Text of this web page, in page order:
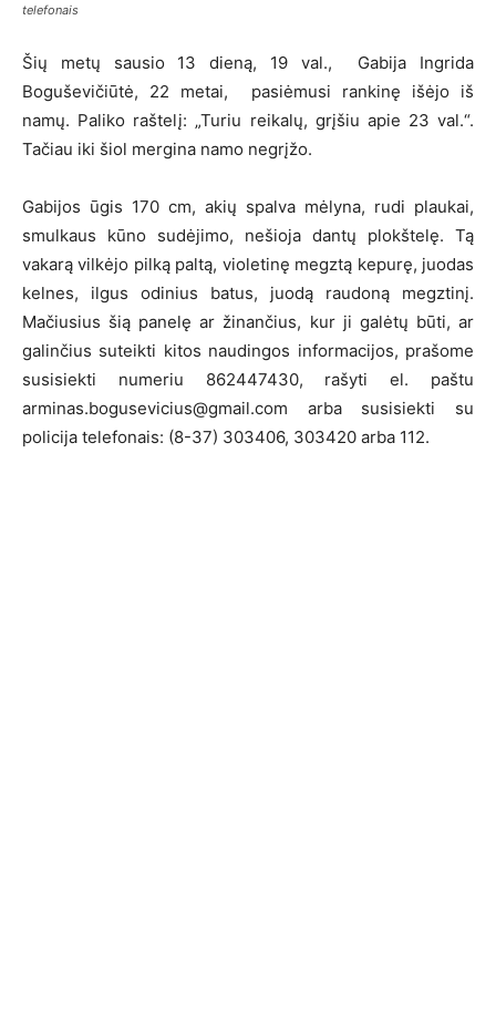
telefonais
Šių metų sausio 13 dieną, 19 val., Gabija Ingrida
Boguševičiūtė, 22 metai, pasiėmusi rankinę išėjo iš
namų. Paliko raštelį: „Turiu reikalų, grįšiu apie 23 val.“.
Tačiau iki šiol mergina namo negrįžo.
Gabijos ūgis 170 cm, akių spalva mėlyna, rudi plaukai,
smulkaus kūno sudėjimo, nešioja dantų plokštelę. Tą
vakarą vilkėjo pilką paltą, violetinę megztą kepurę, juodas
kelnes, ilgus odinius batus, juodą raudoną megztinį.
Mačiusius šią panelę ar žinančius, kur ji galėtų būti, ar
galinčius suteikti kitos naudingos informacijos, prašome
susisiekti numeriu 862447430, rašyti el. paštu
arminas.bogusevicius@gmail.com arba susisiekti su
policija telefonais: (8-37) 303406, 303420 arba 112.